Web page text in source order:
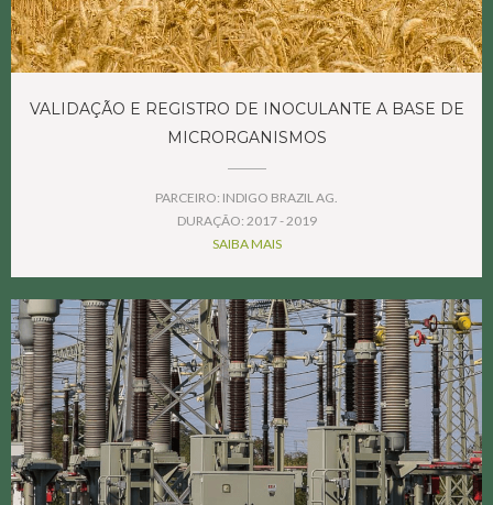
VALIDAÇÃO E REGISTRO DE INOCULANTE A BASE DE
MICRORGANISMOS
PARCEIRO: INDIGO BRAZIL AG.
DURAÇÃO: 2017 - 2019
SAIBA MAIS